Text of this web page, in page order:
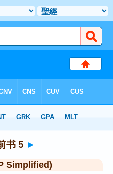
书 5 ►
Simplified)